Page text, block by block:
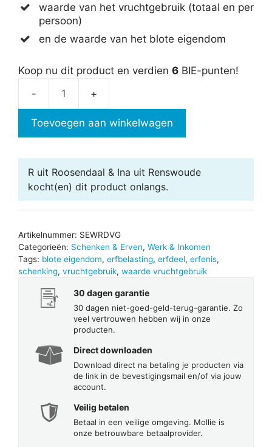
waarde van het vruchtgebruik (totaal en per
persoon)
en de waarde van het blote eigendom
Koop nu dit product en verdien 6 BIE-punten!
aantal
Toevoegen aan winkelwagen
R uit Roosendaal & Ina uit Renswoude
kocht(en) dit product onlangs.
Artikelnummer: SEWRDVG
Categorieën: Schenken & Erven, Werk & Inkomen
Tags: blote eigendom, erfbelasting, erfdeel, erfenis,
schenking, vruchtgebruik, waarde vruchtgebruik
30 dagen garantie
30 dagen niet-goed-geld-terug-garantie. Zo
veel vertrouwen hebben wij in onze
producten.
Direct downloaden
Download direct na betaling je producten via
de link in de bevestigingsmail en/of via jouw
account.
Veilig betalen
Betaal in een veilige omgeving. Mollie is
onze betrouwbare betaalprovider.